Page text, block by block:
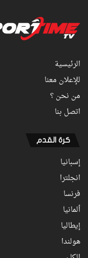
الرئيسية
للإعلان معنا
من نحن ؟
اتصل بنا
كرة القدم
إسبانيا
انجلترا
فرنسا
ألمانيا
إيطاليا
هولندا